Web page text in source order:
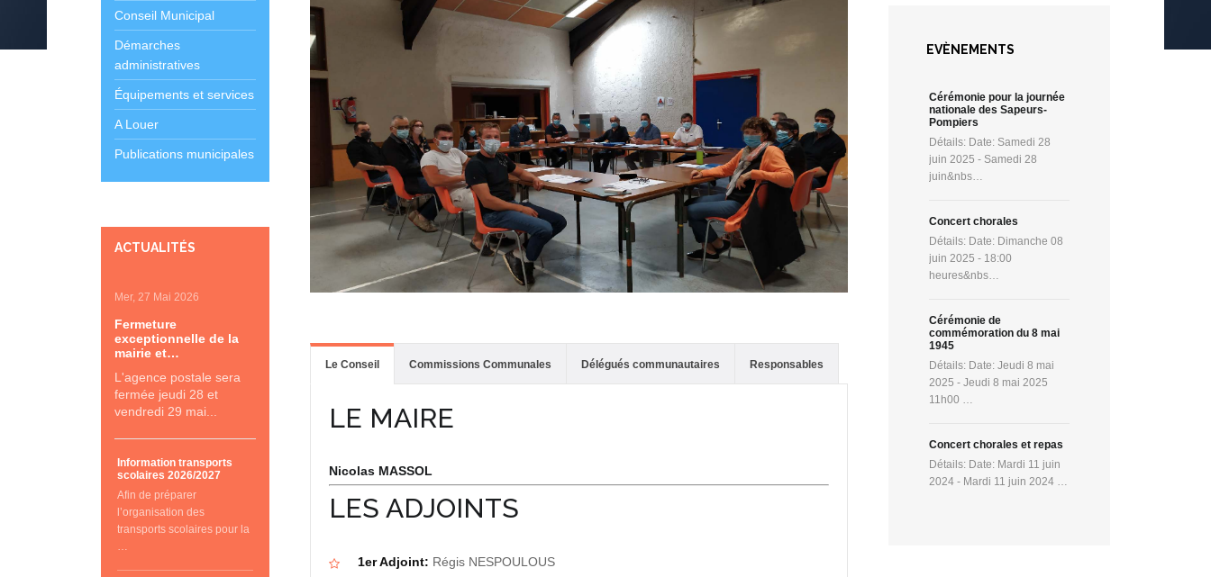
Le Conseil Commissions Communales Délégués communautaires Responsables
LE MAIRE
Nicolas MASSOL
LES ADJOINTS
1er Adjoint: Régis NESPOULOUS
Conseil Municipal
Démarches
administratives
Équipements et services
A Louer
Publications municipales
ACTUALITÉS
Mer, 27 Mai 2026
Fermeture
exceptionnelle de la
mairie et…
L'agence postale sera
fermée jeudi 28 et
vendredi 29 mai...
Information transports
scolaires 2026/2027
Afin de préparer
l’organisation des
transports scolaires pour la
…
EVÈNEMENTS
Cérémonie pour la journée
nationale des Sapeurs-
Pompiers
Détails: Date: Samedi 28
juin 2025 - Samedi 28
juin&nbs…
Concert chorales
Détails: Date: Dimanche 08
juin 2025 - 18:00
heures&nbs…
Cérémonie de
commémoration du 8 mai
1945
Détails: Date: Jeudi 8 mai
2025 - Jeudi 8 mai 2025
11h00 …
Concert chorales et repas
Détails: Date: Mardi 11 juin
2024 - Mardi 11 juin 2024 …